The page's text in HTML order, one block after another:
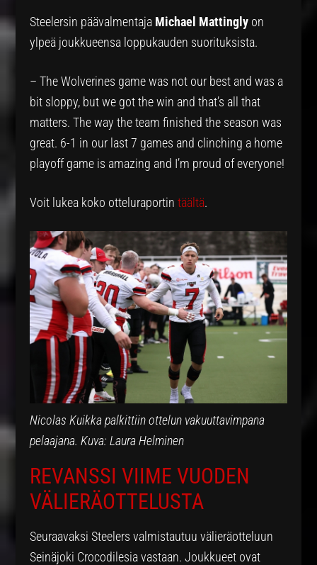
Steelersin päävalmentaja Michael Mattingly on
ylpeä joukkueensa loppukauden suorituksista.
– The Wolverines game was not our best and was a
bit sloppy, but we got the win and that’s all that
matters. The way the team finished the season was
great. 6-1 in our last 7 games and clinching a home
playoff game is amazing and I’m proud of everyone!
Voit lukea koko otteluraportintäältä.
Nicolas Kuikka palkittiin ottelun vakuuttavimpana
pelaajana. Kuva: Laura Helminen
REVANSSI VIIME VUODEN
VÄLIERÄOTTELUSTA
Seuraavaksi Steelers valmistautuu välieräotteluun
Seinäjoki Crocodilesia vastaan. Joukkueet ovat